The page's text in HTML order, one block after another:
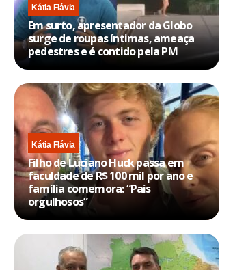
Kátia Flávia
Em surto, apresentador da Globo
surge de roupas íntimas, ameaça
pedestres e é contido pela PM
Kátia Flávia
Filho de Luciano Huck passa em
faculdade de R$ 100 mil por ano e
família comemora: “Pais
orgulhosos”